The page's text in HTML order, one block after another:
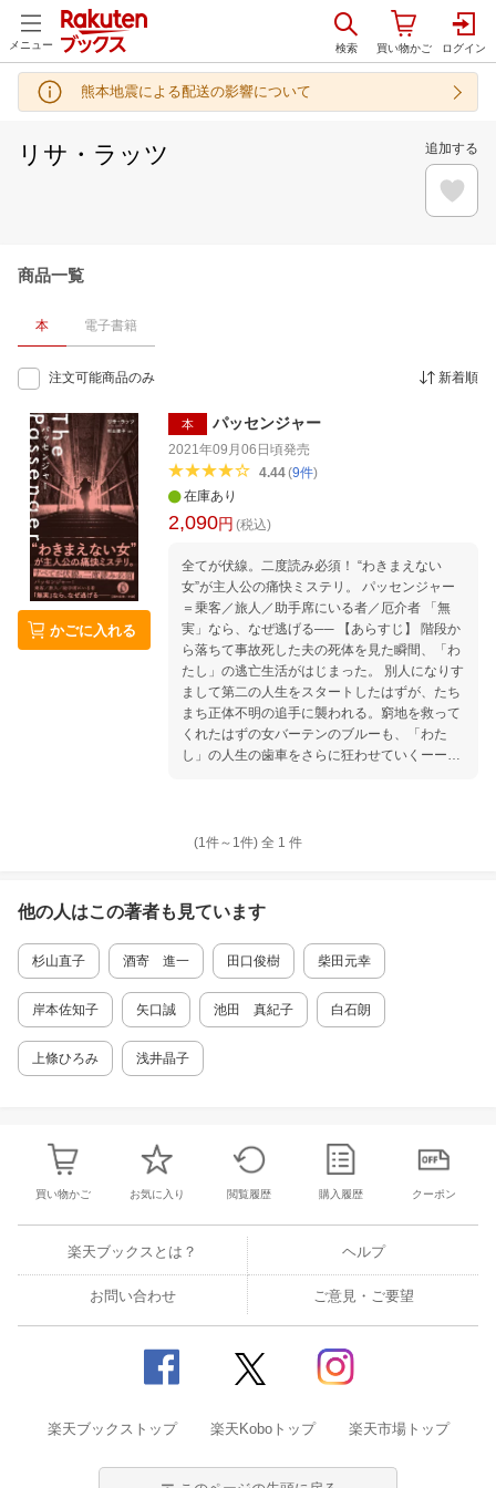
メニュー
熊本地震による配送の影響について
リサ・ラッツ 追加する
商品一覧
本 電子書籍
注文可能商品のみ 新着順
かごに入れる
本 パッセンジャー
2021年09月06日頃発売
4.44(9件)
在庫あり
2,090円 (税込)
全てが伏線。二度読み必須！ “わきまえない
女”が主人公の痛快ミステリ。 パッセンジャー
＝乗客／旅人／助手席にいる者／厄介者 「無
実」なら、なぜ逃げる── 【あらすじ】 階段か
ら落ちて事故死した夫の死体を見た瞬間、「わ
たし」の逃亡生活がはじまった。 別人になりす
まして第二の人生をスタートしたはずが、たち
まち正体不明の追手に襲われる。窮地を救って
くれたはずの女バーテンのブルーも、「わた
し」の人生の歯車をさらに狂わせていくーー。
愕のクライマックスまで一気読み必至。 ターニ
ージ ジョー ノーラ・グラス
(1件～ 1件) 全 1 件
他の人はこの著者も見ています
杉山直子 酒寄 進一 田口俊樹 柴田元幸
岸本佐知子 矢口誠 池田 真紀子 白石朗
上條ひろみ 浅井晶子
買い物かご お気に入り 閲覧履歴 購入履歴 クーポン
楽天ブックスとは？ ヘルプ
お問い合わせ ご意見・ご要望
楽天ブックストップ 楽天Koboトップ 楽天市場トップ